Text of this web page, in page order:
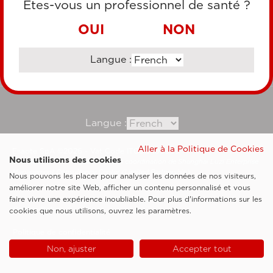
VIREMENT BANCAIRE
Langue :
Esaote SpA ©2026 - Vat Code IT05131180969
Société soumise à la gestion et à la coordination de Shanghai Luzi Enterprise
Management Consultancy Center (Limited Partnership)
Clauses légales
Cookie Policy
Êtes-vous un professionnel de santé ?
OUI NON
Langue :
Aller à la Politique de Cookies
Nous utilisons des cookies
Nous pouvons les placer pour analyser les données de nos visiteurs,
améliorer notre site Web, afficher un contenu personnalisé et vous
faire vivre une expérience inoubliable. Pour plus d'informations sur les
cookies que nous utilisons, ouvrez les paramètres.
Non, ajuster Accepter tout